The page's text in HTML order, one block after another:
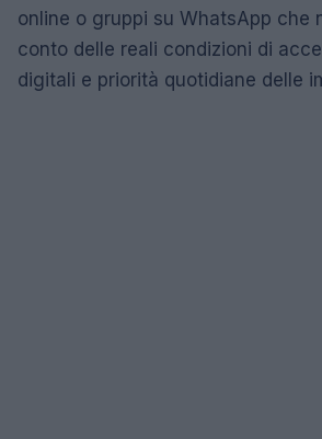
online o gruppi su WhatsApp che
conto delle reali condizioni di
digitali e priorità quotidiane delle